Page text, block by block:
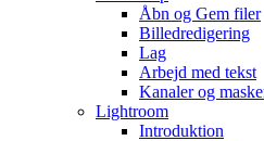
Åbn og Gem filer
Billedredigering
Lag
Arbejd med tekst
Kanaler og
Lightroom
Introduktion